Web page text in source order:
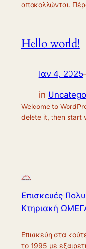
αποκολλώνται.
Hello world!
Ιαν 4, 2025
in
Welcome to
delete it, then start
Επισκευές
Κτηριακή
Επισκεύη στα
το 1995 με